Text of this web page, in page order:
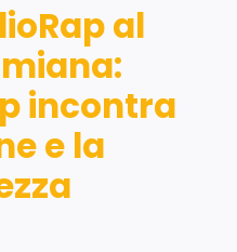
al
incontra
e la